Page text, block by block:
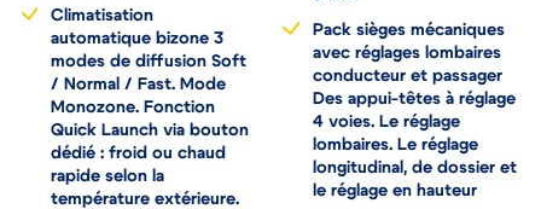
Climatisation
automatique bizone 3
modes de diffusion Soft
/ Normal / Fast. Mode
Monozone. Fonction
Quick Launch via bouton
dédié : froid ou chaud
rapide selon la
température extérieure.
Pack sièges mécaniques
avec réglages lombaires
conducteur et passager
Des appui-têtes à réglage
4 voies. Le réglage
lombaires. Le réglage
longitudinal, de dossier et
le réglage en hauteur